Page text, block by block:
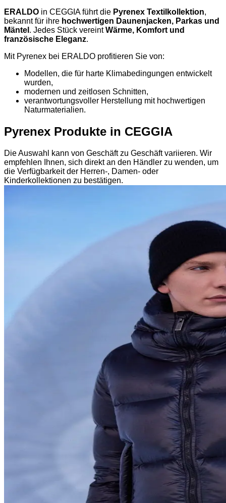
ERALDO in CEGGIA führt die Pyrenex Textilkollektion,
bekannt für ihre hochwertigen Daunenjacken, Parkas und
Mäntel . Jedes Stück vereintWärme, Komfort und
französische Eleganz.
Mit Pyrenex bei ERALDO profitieren Sie von:
Modellen, die für harte Klimabedingungen entwickelt
wurden,
modernen und zeitlosen Schnitten,
verantwortungsvoller Herstellung mit hochwertigen
Naturmaterialien.
Pyrenex Produkte in CEGGIA
Die Auswahl kann von Geschäft zu Geschäft variieren. Wir
empfehlen Ihnen, sich direkt an den Händler zu wenden, um
die Verfügbarkeit der Herren-, Damen- oder
Kinderkollektionen zu bestätigen.